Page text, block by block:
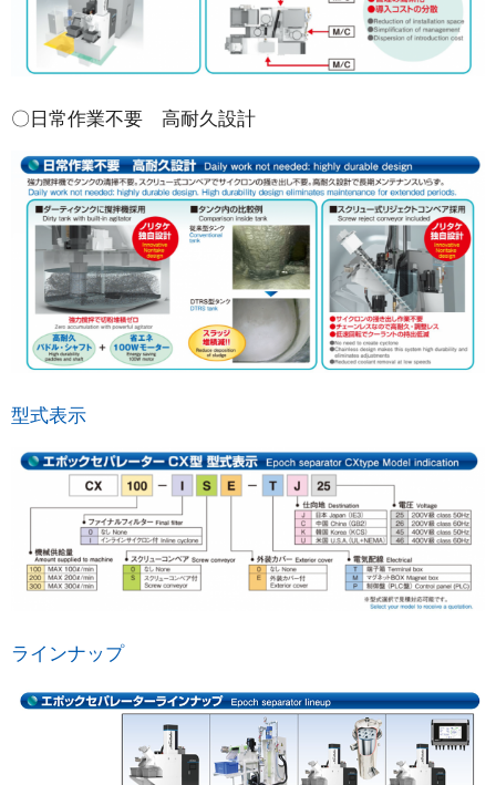
〇日常作業不要 高耐久設計
型式表示
ラインナップ